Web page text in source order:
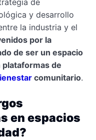
y desarrollo
la industria y el
por la
de ser un espacio
de
comunitario.
en espacios